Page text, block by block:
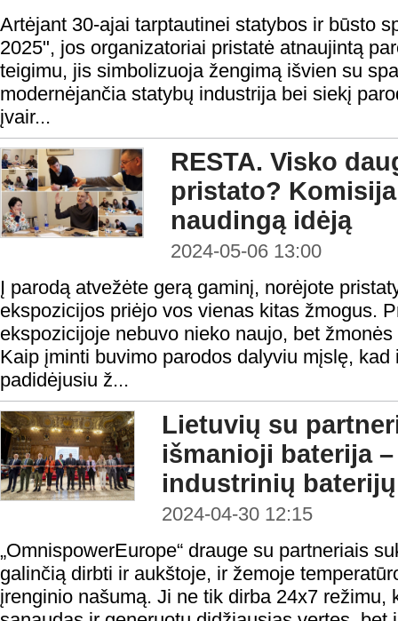
Artėjant 30-ajai tarptautinei statybos ir būsto
2025", jos organizatoriai pristatė atnaujintą
teigimu, jis simbolizuoja žengimą išvien su
modernėjančia statybų industrija bei siekį
įvair...
RESTA. Visko
pristato?
naudingą idėją
2024-05-06 13:00
Į parodą atvežėte gerą gaminį, norėjote
ekspozicijos priėjo vos vienas kitas žmogus.
ekspozicijoje nebuvo nieko naujo, bet
Kaip įminti buvimo parodos dalyviu mįslę,
padidėjusiu ž...
Lietuvių su
išmanioji baterija
industrinių
2024-04-30 12:15
„OmnispowerEurope“ drauge su partneriais
galinčią dirbti ir aukštoje, ir žemoje
įrenginio našumą. Ji ne tik dirba 24x7 režimu,